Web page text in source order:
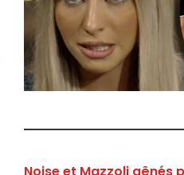
Noise et Mazzoli gênés